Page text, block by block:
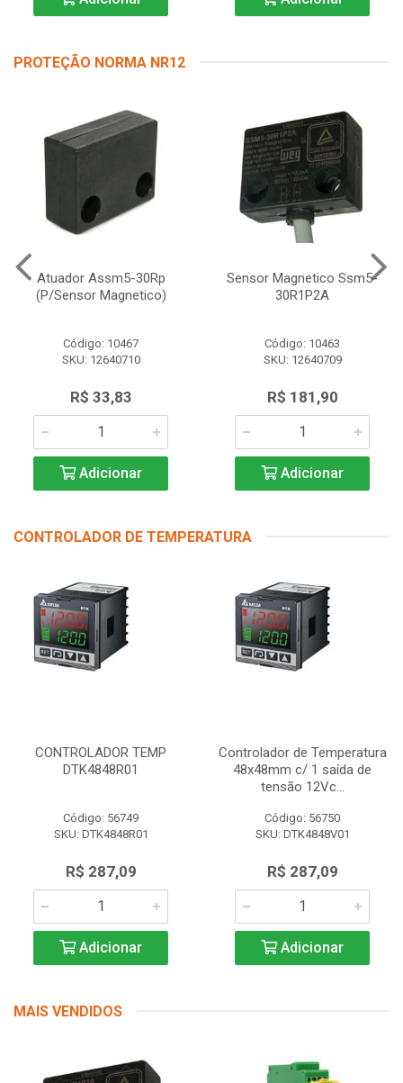
PROTEÇÃO NORMA NR12
Atuador Assm5-30Rp
(P/Sensor Magnetico)
Código: 10467
SKU: 12640710
R$ 33,83
Adicionar
Sensor Magnetico Ssm5-
30R1P2A
Código: 10463
SKU: 12640709
R$ 181,90
Adicionar
CONTROLADOR DE TEMPERATURA
CONTROLADOR TEMP
DTK4848R01
Código: 56749
SKU: DTK4848R01
R$ 287,09
Adicionar
Controlador de Temperatura
48x48mm c/ 1 saída de
tensão 12Vc...
Código: 56750
SKU: DTK4848V01
R$ 287,09
Adicionar
MAIS VENDIDOS